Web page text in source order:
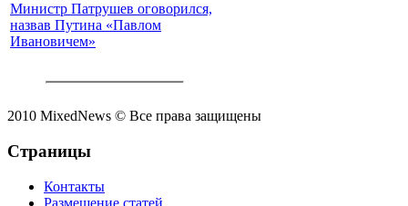
Министр Патрушев оговорился,
назвав Путина «Павлом
Ивановичем»
2010 MixedNews © Все права защищены
Страницы
Контакты
Размещение статей